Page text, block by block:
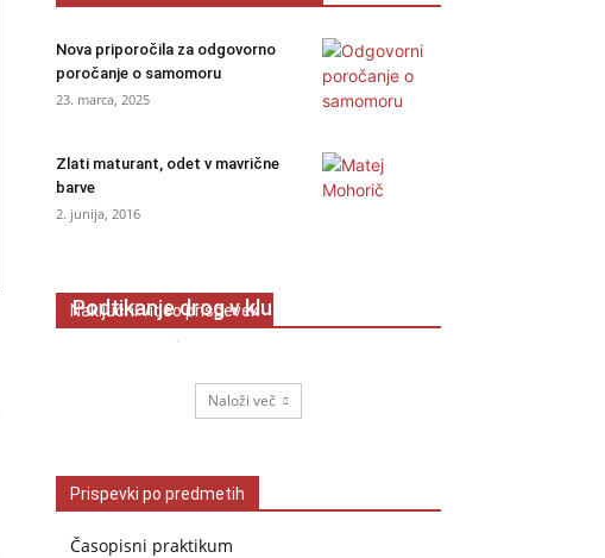
Nova priporočila za odgovorno
poročanje o samomoru
23. marca, 2025
Zlati maturant, odet v mavrične
barve
2. junija, 2016
Naključni video prispevek
Podtikanje drog v klubih
-
Naloži več
Prispevki po predmetih
Časopisni praktikum